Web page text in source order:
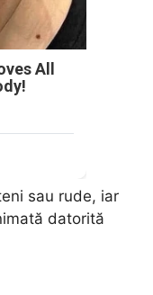
All
sau rude, iar
datorită